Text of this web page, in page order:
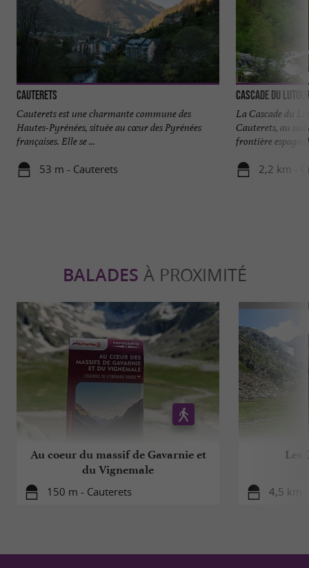
Cauterets
Cauterets est une charmante commune des
Hautes-Pyrénées, située au cœur des Pyrénées
françaises. Elle se ...
53 m - Cauterets
Cascade du
La Cascade du
Cauterets, au
frontière
2,2 km -
BALADES À PROXIMITÉ
Au coeur du massif de Gavarnie et
du Vignemale
150 m - Cauterets
Les
4,5 km